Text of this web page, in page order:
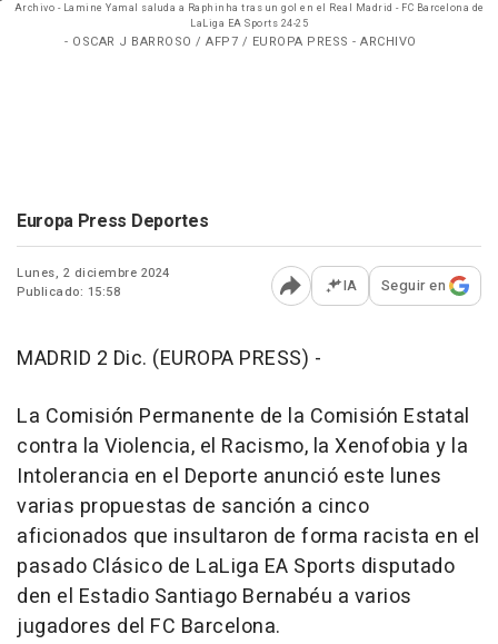
Archivo - Lamine Yamal saluda a Raphinha tras un gol en el Real Madrid - FC Barcelona de
LaLiga EA Sports 24-25
- OSCAR J BARROSO / AFP7 / EUROPA PRESS - ARCHIVO
Europa Press Deportes
Lunes, 2 diciembre 2024
Publicado: 15:58
Abrir opciones para
IA Seguir en
MADRID 2 Dic. (EUROPA PRESS) -
La Comisión Permanente de la Comisión Estatal
contra la Violencia, el Racismo, la Xenofobia y la
Intolerancia en el Deporte anunció este lunes
varias propuestas de sanción a cinco
aficionados que insultaron de forma racista en el
pasado Clásico de LaLiga EA Sports disputado
den el Estadio Santiago Bernabéu a varios
jugadores del FC Barcelona.